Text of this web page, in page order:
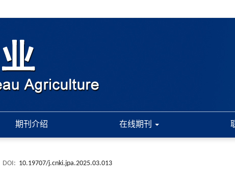
期刊介绍 在线期刊
DOI: 10.19707/j.cnki.jpa.2025.03.013